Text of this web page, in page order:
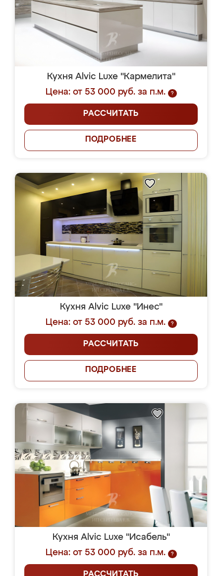
Кухня Alvic Luxe "Кармелита"
Цена: от 53 000 руб. за п.м.
?
РАССЧИТАТЬ
ПОДРОБНЕЕ
Кухня Alvic Luxe "Инес"
Цена: от 53 000 руб. за п.м.
?
РАССЧИТАТЬ
ПОДРОБНЕЕ
Кухня Alvic Luxe "Исабель"
Цена: от 53 000 руб. за п.м.
?